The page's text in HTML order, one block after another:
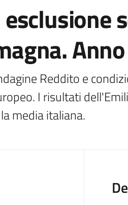
Reddito e
I risultati
media italiana.